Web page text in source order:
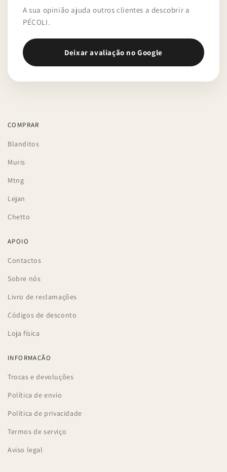
A sua opinião ajuda outros clientes a descobrir a
PÉCOLI.
Deixar avaliação no Google
COMPRAR
Blanditos
Muris
Mtng
Lejan
Chetto
APOIO
Contactos
Sobre nós
Livro de reclamações
Códigos de desconto
Loja física
INFORMAÇÃO
Trocas e devoluções
Política de envio
Política de privacidade
Termos de serviço
Aviso legal